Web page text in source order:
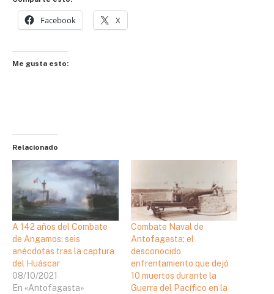
Facebook X
Me gusta esto:
Relacionado
A 142 años del Combate
de Angamos: seis
anécdotas tras la captura
del Huáscar
08/10/2021
En «Antofagasta»
Combate Naval de
Antofagasta; el
desconocido
enfrentamiento que dejó
10 muertos durante la
Guerra del Pacífico en la